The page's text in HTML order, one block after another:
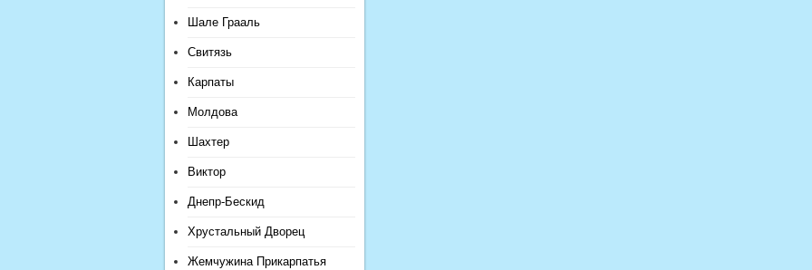
Шале Грааль
Свитязь
Карпаты
Молдова
Шахтер
Виктор
Днепр-Бескид
Хрустальный Дворец
Жемчужина Прикарпатья